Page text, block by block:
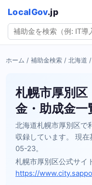
LocalGov.jp
ホーム / 補助金検索 / 北海道
札幌市厚別区
金・助成金一
北海道札幌市厚別区で
収録しています。 現在
05-23。
札幌市厚別区公式サイ
https://